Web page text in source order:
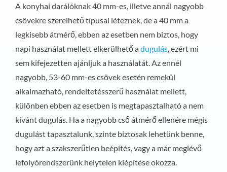
A konyhai darálóknak 40 mm-es, illetve annál nagyobb
csövekre szerelhető típusai léteznek, de a 40 mm a
legkisebb átmérő, ebben az esetben nem biztos, hogy
napi használat mellett elkerülhető adugulás, ezért mi
sem kifejezetten ajánljuk a használatát. Az ennél
nagyobb, 53-60 mm-es csövek esetén remekül
alkalmazható, rendeltetésszerű használat mellett,
különben ebben az esetben is megtapasztalható a nem
kívánt dugulás. Ha a nagyobb cső átmérő ellenére mégis
dugulást tapasztalunk, szinte biztosak lehetünk benne,
hogy azt a szakszerűtlen beépítés, vagy a már meglévő
lefolyórendszerünk helytelen kiépítése okozza.